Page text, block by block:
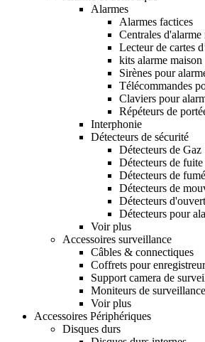
Alarmes
Alarmes factices
Centrales d'alarme
Lecteur de cartes
kits alarme maison
Sirènes pour
Télécommandes
Claviers pour
Répéteurs de
Interphonie
Détecteurs de sécurité
Détecteurs de Gaz
Détecteurs de fuite
Détecteurs de
Détecteurs de
Détecteurs
Détecteurs pour
Voir plus
Accessoires surveillance
Câbles & connectiques
Coffrets pour
Support camera de
Moniteurs de surveillance
Voir plus
Accessoires Périphériques
Disques durs